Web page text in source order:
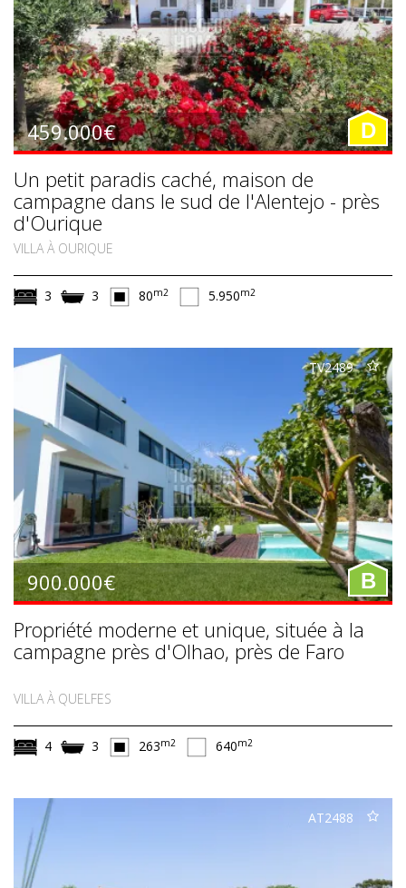
459.000€ D
Un petit paradis caché, maison de
campagne dans le sud de l'Alentejo - près
d'Ourique
VILLA À OURIQUE
3 3 80m2 5.950m2
TV2489
900.000€ B
Propriété moderne et unique, située à la
campagne près d'Olhao, près de Faro
VILLA À QUELFES
4 3 263m2 640m2
AT2488